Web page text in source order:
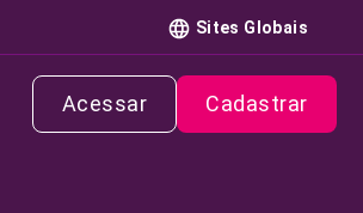
Sites Globais
Acessar Cadastrar